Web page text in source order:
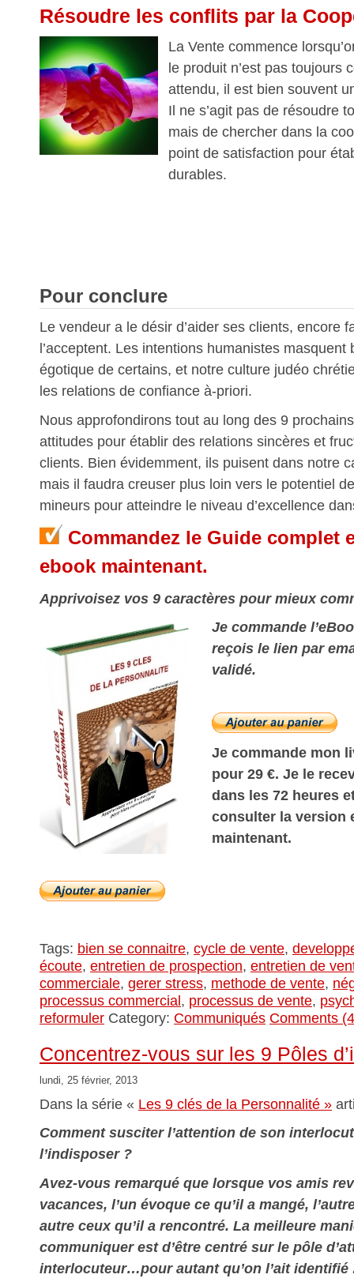
Résoudre les conflits par la
La Vente commence
le produit n’est pas toujours
attendu, il est bien souvent
Il ne s’agit pas de résoudre
mais de chercher dans la
point de satisfaction pour
durables.
Pour conclure
Le vendeur a le désir d’aider ses clients, encore
l’acceptent. Les intentions humanistes masquent
égotique de certains, et notre culture judéo
les relations de confiance à-priori.
Nous approfondirons tout au long des 9
attitudes pour établir des relations sincères et
clients. Bien évidemment, ils puisent dans notre
mais il faudra creuser plus loin vers le potentiel
mineurs pour atteindre le niveau d’excellence
Commandez le Guide complet
ebook maintenant.
Apprivoisez vos 9 caractères pour mieux
Je commande
reçois le lien par
validé.
Je commande mon
pour 29 €. Je le
dans les 72 heures
consulter la version
maintenant.
Tags: bien se connaitre, cycle de vente,
écoute, entretien de prospection, entretien de
commerciale, gerer stress, methode de vente,
processus commercial , processus de vente,
reformuler Category: Communiqués Comments
Concentrez-vous sur les 9 Pôles
lundi, 25 février, 2013
Dans la série « Les 9 clés de la Personnalité »
Comment susciter l’attention de son
l’indisposer ?
Avez-vous remarqué que lorsque vos amis
vacances, l’un évoque ce qu’il a mangé,
autre ceux qu’il a rencontré. La meilleure
communiquer est d’être centré sur le pôle
interlocuteur…pour autant qu’on l’ait identifié